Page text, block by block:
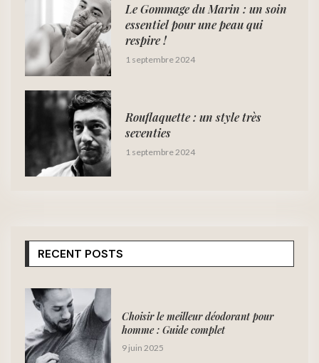
Le Gommage du Marin : un soin
essentiel pour une peau qui
respire !
1 septembre 2024
Rouflaquette : un style très
seventies
1 septembre 2024
RECENT POSTS
Choisir le meilleur déodorant pour
homme : Guide complet
9 juin 2025